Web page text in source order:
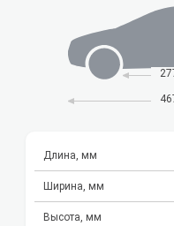
Длина, мм
Ширина, мм
Высота, мм